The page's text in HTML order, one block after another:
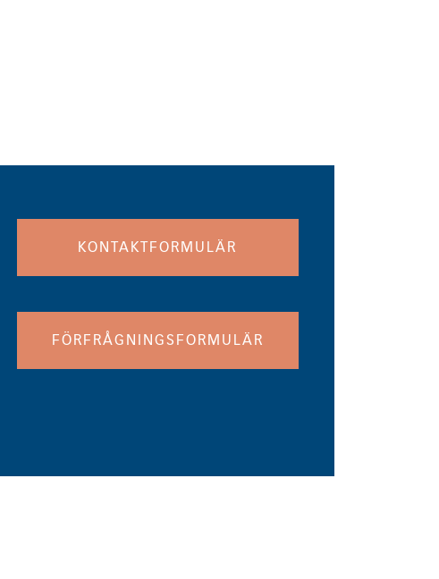
KONTAKTFORMULÄR
FÖRFRÅGNINGSFORMULÄR